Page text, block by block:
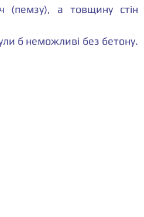
(пемзу), а товщину стін